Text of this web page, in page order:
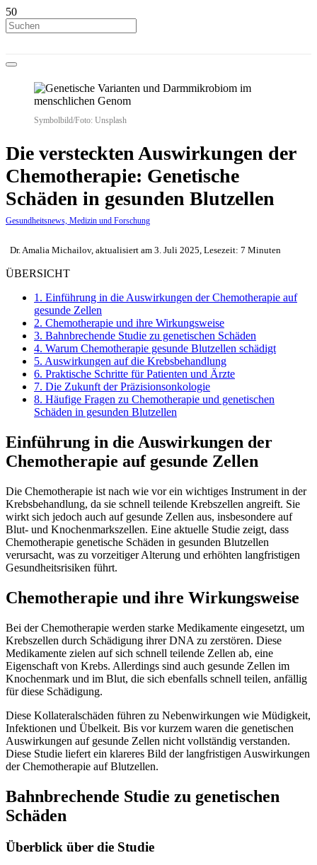
Symbolbild/Foto: Unsplash
Die versteckten Auswirkungen der
Chemotherapie: Genetische
Schäden in gesunden Blutzellen
Gesundheitsnews, Medizin und Forschung
Dr. Amalia Michailov, aktualisiert am 3. Juli 2025, Lesezeit: 7 Minuten
ÜBERSICHT
1. Einführung in die Auswirkungen der Chemotherapie auf
gesunde Zellen
2. Chemotherapie und ihre Wirkungsweise
3. Bahnbrechende Studie zu genetischen Schäden
4. Warum Chemotherapie gesunde Blutzellen schädigt
5. Auswirkungen auf die Krebsbehandlung
6. Praktische Schritte für Patienten und Ärzte
7. Die Zukunft der Präzisionsonkologie
8. Häufige Fragen zu Chemotherapie und genetischen
Schäden in gesunden Blutzellen
Einführung in die Auswirkungen der
Chemotherapie auf gesunde Zellen
Die Chemotherapie ist nach wie vor ein wichtiges Instrument in der
Krebsbehandlung, da sie schnell teilende Krebszellen angreift. Sie
wirkt sich jedoch auch auf gesunde Zellen aus, insbesondere auf
Blut- und Knochenmarkszellen. Eine aktuelle Studie zeigt, dass
Chemotherapie genetische Schäden in gesunden Blutzellen
verursacht, was zu vorzeitiger Alterung und erhöhten langfristigen
Gesundheitsrisiken führt.
Chemotherapie und ihre Wirkungsweise
Bei der Chemotherapie werden starke Medikamente eingesetzt, um
Krebszellen durch Schädigung ihrer DNA zu zerstören. Diese
Medikamente zielen auf sich schnell teilende Zellen ab, eine
Eigenschaft von Krebs. Allerdings sind auch gesunde Zellen im
Knochenmark und im Blut, die sich ebenfalls schnell teilen, anfällig
für diese Schädigung.
Diese Kollateralschäden führen zu Nebenwirkungen wie Müdigkeit,
Infektionen und Übelkeit. Bis vor kurzem waren die genetischen
Auswirkungen auf gesunde Zellen nicht vollständig verstanden.
Diese Studie liefert ein klareres Bild der langfristigen Auswirkungen
der Chemotherapie auf Blutzellen.
Bahnbrechende Studie zu genetischen
Schäden
Überblick über die Studie